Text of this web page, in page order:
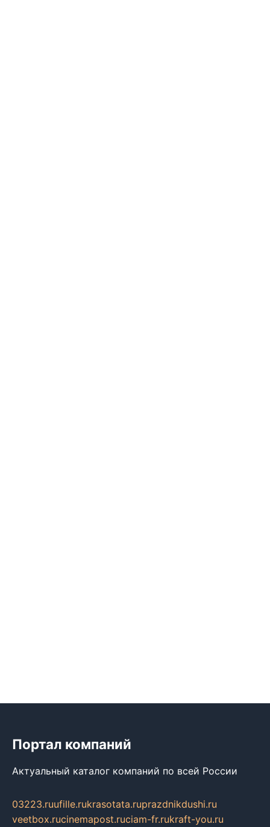
Портал компаний
Актуальный каталог компаний по всей России
03223.ruufille.rukrasotata.ruprazdnikdushi.ru
veetbox.rucinemapost.ruciam-fr.rukraft-you.ru